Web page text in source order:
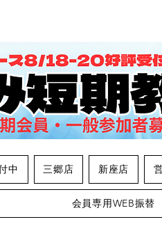
中 三郷店 新座店
会員専用WEB振替